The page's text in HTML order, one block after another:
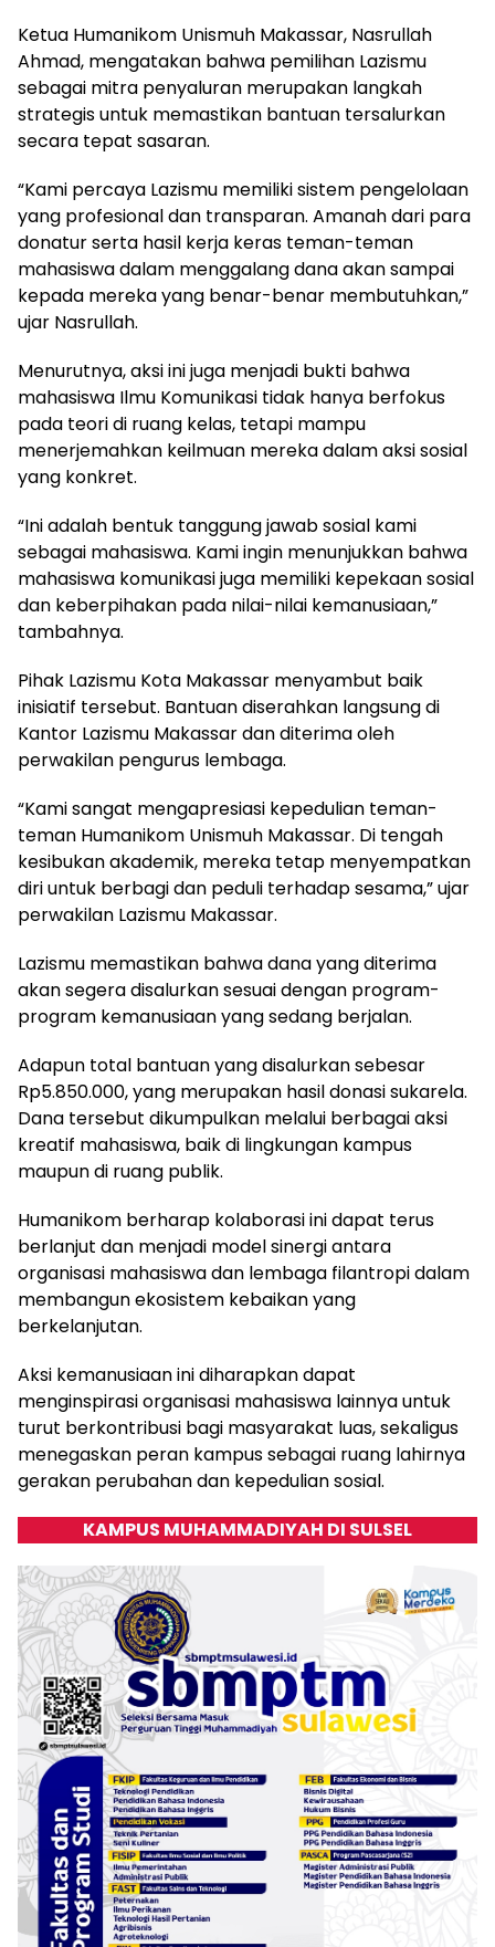
Ketua Humanikom Unismuh Makassar, Nasrullah
Ahmad, mengatakan bahwa pemilihan Lazismu
sebagai mitra penyaluran merupakan langkah
strategis untuk memastikan bantuan tersalurkan
secara tepat sasaran.
“Kami percaya Lazismu memiliki sistem pengelolaan
yang profesional dan transparan. Amanah dari para
donatur serta hasil kerja keras teman-teman
mahasiswa dalam menggalang dana akan sampai
kepada mereka yang benar-benar membutuhkan,”
ujar Nasrullah.
Menurutnya, aksi ini juga menjadi bukti bahwa
mahasiswa Ilmu Komunikasi tidak hanya berfokus
pada teori di ruang kelas, tetapi mampu
menerjemahkan keilmuan mereka dalam aksi sosial
yang konkret.
“Ini adalah bentuk tanggung jawab sosial kami
sebagai mahasiswa. Kami ingin menunjukkan bahwa
mahasiswa komunikasi juga memiliki kepekaan sosial
dan keberpihakan pada nilai-nilai kemanusiaan,”
tambahnya.
Pihak Lazismu Kota Makassar menyambut baik
inisiatif tersebut. Bantuan diserahkan langsung di
Kantor Lazismu Makassar dan diterima oleh
perwakilan pengurus lembaga.
“Kami sangat mengapresiasi kepedulian teman-
teman Humanikom Unismuh Makassar. Di tengah
kesibukan akademik, mereka tetap menyempatkan
diri untuk berbagi dan peduli terhadap sesama,” ujar
perwakilan Lazismu Makassar.
Lazismu memastikan bahwa dana yang diterima
akan segera disalurkan sesuai dengan program-
program kemanusiaan yang sedang berjalan.
Adapun total bantuan yang disalurkan sebesar
Rp5.850.000, yang merupakan hasil donasi sukarela.
Dana tersebut dikumpulkan melalui berbagai aksi
kreatif mahasiswa, baik di lingkungan kampus
maupun di ruang publik.
Humanikom berharap kolaborasi ini dapat terus
berlanjut dan menjadi model sinergi antara
organisasi mahasiswa dan lembaga filantropi dalam
membangun ekosistem kebaikan yang
berkelanjutan.
Aksi kemanusiaan ini diharapkan dapat
menginspirasi organisasi mahasiswa lainnya untuk
turut berkontribusi bagi masyarakat luas, sekaligus
menegaskan peran kampus sebagai ruang lahirnya
gerakan perubahan dan kepedulian sosial.
KAMPUS MUHAMMADIYAH DI SULSEL